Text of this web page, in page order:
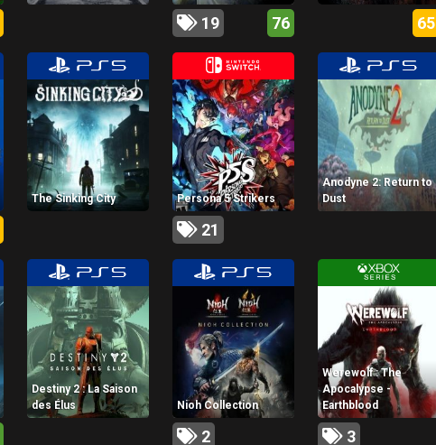
19 76 65
The Sinking City Persona 5 Strikers
21
Anodyne 2: Return to
Dust
Destiny 2 : La Saison
des Élus
Nioh Collection
2
Werewolf : The
Apocalypse -
Earthblood
3